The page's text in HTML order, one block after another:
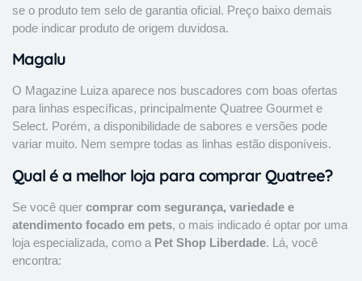
se o produto tem selo de garantia oficial. Preço baixo demais
pode indicar produto de origem duvidosa.
Magalu
O Magazine Luiza aparece nos buscadores com boas ofertas
para linhas específicas, principalmente Quatree Gourmet e
Select. Porém, a disponibilidade de sabores e versões pode
variar muito. Nem sempre todas as linhas estão disponíveis.
Qual é a melhor loja para comprar Quatree?
Se você quer comprar com segurança, variedade e
atendimento focado em pets, o mais indicado é optar por uma
loja especializada, como a Pet Shop Liberdade. Lá, você
encontra: